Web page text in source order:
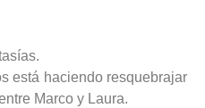
está haciendo resquebrajar
Marco y Laura.